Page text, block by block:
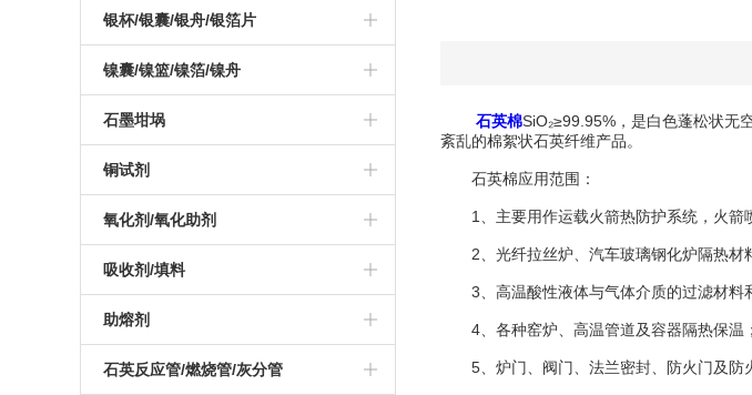
银杯/银囊/银舟/银箔片
镍囊/镍篮/镍箔/镍舟
石墨坩埚
铜试剂
氧化剂/氧化助剂
吸收剂/填料
助熔剂
石英反应管/燃烧管/灰分管
石英棉SiO₂≥99.95%，是白色蓬松状无
紊乱的棉絮状石英纤维产品。
石英棉应用范围：
1、主要用作运载火箭热防护系统，火箭
2、光纤拉丝炉、汽车玻璃钢化炉隔热材
3、高温酸性液体与气体介质的过滤材料
4、各种窑炉、高温管道及容器隔热保温；
5、炉门、阀门、法兰密封、防火门及防